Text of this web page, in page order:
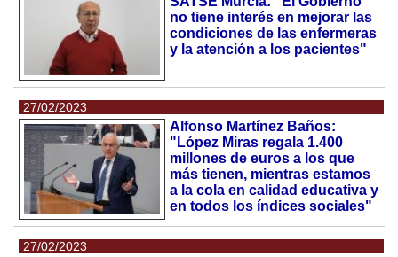
no tiene interés en mejorar las
condiciones de las enfermeras
y la atención a los pacientes"
27/02/2023
Alfonso Martínez Baños:
"López Miras regala 1.400
millones de euros a los que
más tienen, mientras estamos
a la cola en calidad educativa y
en todos los índices sociales"
27/02/2023